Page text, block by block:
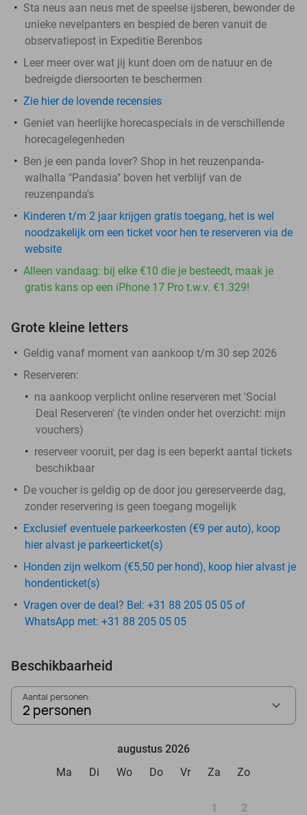
Sta neus aan neus met de speelse ijsberen, bewonder de
unieke nevelpanters en bespied de beren vanuit de
observatiepost in Expeditie Berenbos
Leer meer over wat jij kunt doen om de natuur en de
bedreigde diersoorten te beschermen
Zie hier de lovende recensies
Geniet van heerlijke horecaspecials in de verschillende
horecagelegenheden
Ben je een panda lover? Shop in het reuzenpanda-
walhalla "Pandasia" boven het verblijf van de
reuzenpanda's
Kinderen t/m 2 jaar krijgen gratis toegang, het is wel
noodzakelijk om een ticket voor hen te reserveren via de
website
Alleen vandaag: bij elke €10 die je besteedt, maak je
gratis kans op een iPhone 17 Pro t.w.v. €1.329!
Grote kleine letters
Geldig vanaf moment van aankoop t/m 30 sep 2026
Reserveren:
na aankoop verplicht online reserveren met 'Social
Deal Reserveren' (te vinden onder het overzicht: mijn
vouchers)
reserveer vooruit, per dag is een beperkt aantal tickets
beschikbaar
De voucher is geldig op de door jou gereserveerde dag,
zonder reservering is geen toegang mogelijk
Exclusief eventuele parkeerkosten (€9 per auto), koop
hier alvast je parkeerticket(s)
Honden zijn welkom (€5,50 per hond), koop hier alvast je
hondenticket(s)
Vragen over de deal? Bel: +31 88 205 05 05 of
WhatsApp met: +31 88 205 05 05
Beschikbaarheid
Aantal personen:
2 personen
augustus 2026
Ma
Di Wo Do Vr Za Zo
1 2